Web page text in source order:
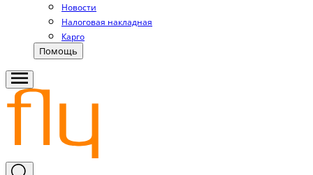
Новости
Налоговая накладная
Карго
Помощь